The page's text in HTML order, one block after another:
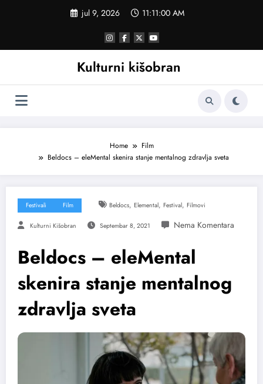
jul 9, 2026 11:11:01 AM
Kulturni kišobran
Home
Film
Beldocs – eleMental skenira stanje mentalnog zdravlja sveta
Festivali Film Beldocs, Elemental, Festival, Filmovi
Kulturni Kišobran Septembar 8, 2021
Beldocs – eleMental
skenira stanje mentalnog
zdravlja sveta